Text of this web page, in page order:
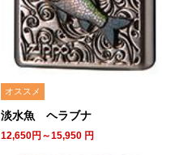
オススメ
淡水魚 ヘラブナ
12,650円～15,950 円